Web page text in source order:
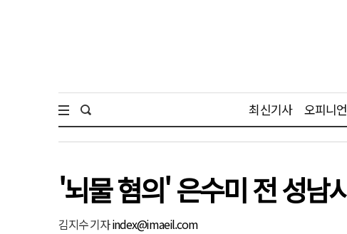
최신기사 오피니언
'뇌물 혐의' 은수미 전 성남
김지수 기자index@imaeil.com